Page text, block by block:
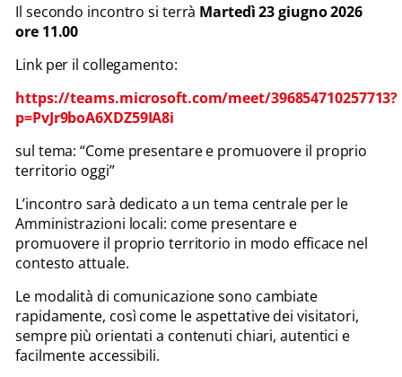
Il secondo incontro si terrà Martedì 23 giugno 2026
ore 11.00
Link per il collegamento:
https://teams.microsoft.com/meet/396854710257713?
p=PvJr9boA6XDZ59IA8i
sul tema: “Come presentare e promuovere il proprio
territorio oggi”
L’incontro sarà dedicato a un tema centrale per le
Amministrazioni locali: come presentare e
promuovere il proprio territorio in modo efficace nel
contesto attuale.
Le modalità di comunicazione sono cambiate
rapidamente, così come le aspettative dei visitatori,
sempre più orientati a contenuti chiari, autentici e
facilmente accessibili.